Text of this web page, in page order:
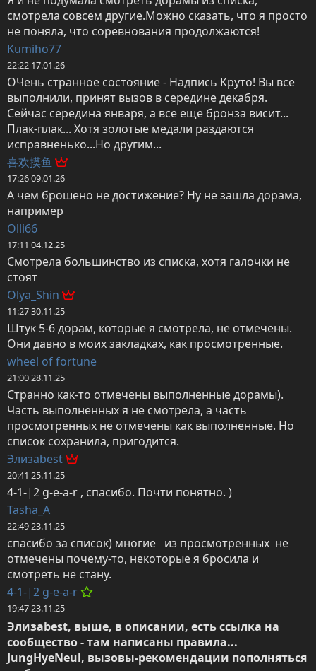
смотрела совсем другие.Можно сказать, что я просто
не поняла, что соревнования продолжаются!
Kumiho77
22:22 17.01.26
ОЧень странное состояние - Надпись Круто! Вы все
выполнили, принят вызов в середине декабря.
Сейчас середина января, а все еще бронза висит...
Плак-плак... Хотя золотые медали раздаются
исправненько...Но другим...
喜欢摸鱼
17:26 09.01.26
А чем брошено не достижение? Ну не зашла дорама,
например
Olli66
17:11 04.12.25
Смотрела большинство из списка, хотя галочки не
стоят
Olya_Shin
11:27 30.11.25
Штук 5-6 дорам, которые я смотрела, не отмечены.
Они давно в моих закладках, как просмотренные.
wheel of fortune
21:00 28.11.25
Странно как-то отмечены выполненные дорамы).
Часть выполненных я не смотрела, а часть
просмотренных не отмечены как выполненные. Но
список сохранила, пригодится.
Элизаbest
20:41 25.11.25
4-1-|2 g-e-a-r , спасибо. Почти понятно. )
Tasha_A
22:49 23.11.25
спасибо за список) многие   из просмотренных  не
отмечены почему-то, некоторые я бросила и
смотреть не стану.
4-1-|2 g-e-a-r
19:47 23.11.25
Элизаbest, выше, в описании, есть ссылка на
сообщество - там написаны правила...
JungHyeNeul, вызовы-рекомендации пополняться